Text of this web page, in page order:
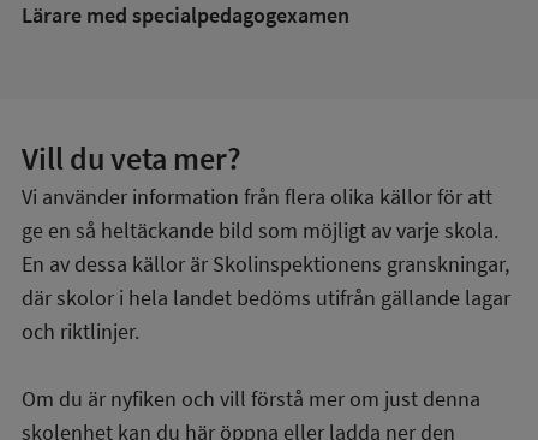
Lärare med specialpedagog­examen
Vill du veta mer?
Vi använder information från flera olika källor för att
ge en så heltäckande bild som möjligt av varje skola.
En av dessa källor är Skolinspektionens granskningar,
där skolor i hela landet bedöms utifrån gällande lagar
och riktlinjer.
Om du är nyfiken och vill förstå mer om just denna
skolenhet kan du här öppna eller ladda ner den